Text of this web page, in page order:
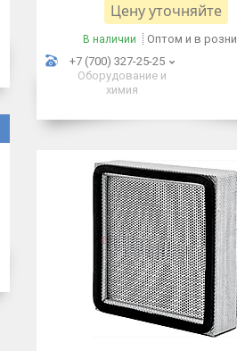
Цену уточняйте
В наличии
Оптом и в
+7 (700) 327-25-25
Оборудование и
химия